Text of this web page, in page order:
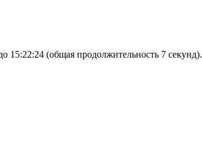
(общая продолжительность 7 секунд).